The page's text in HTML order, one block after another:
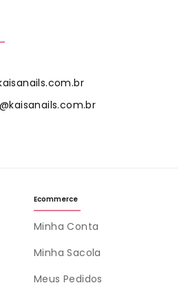
Ecommerce
Minha Conta
Minha Sacola
Meus Pedidos